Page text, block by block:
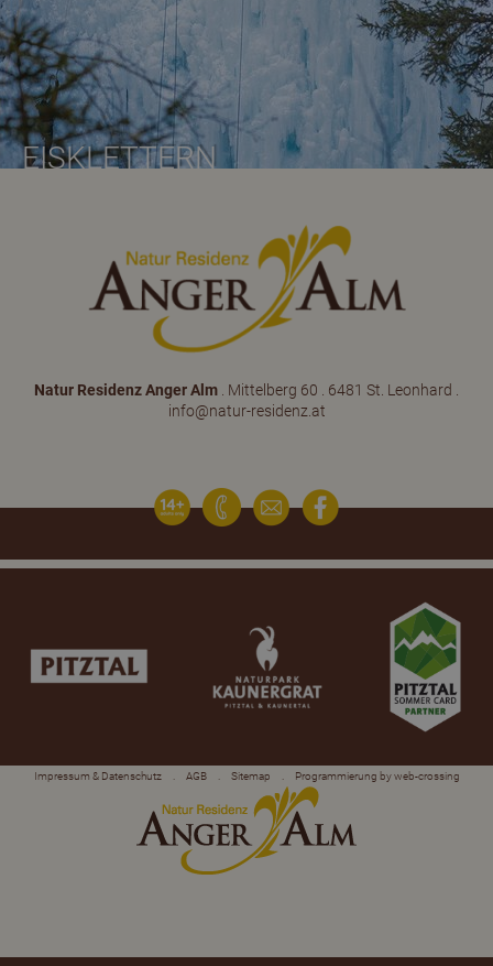
EISKLETTERN
Natur Residenz Anger Alm . Mittelberg 60 . 6481 St. Leonhard .
info@natur-residenz.at
Impressum & Datenschutz AGB Sitemap Programmierung by web-crossing